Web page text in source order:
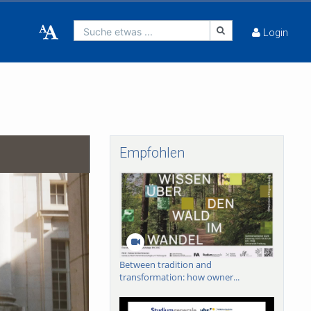
Suche etwas ... Login
Empfohlen
Between tradition and
transformation: how owner...